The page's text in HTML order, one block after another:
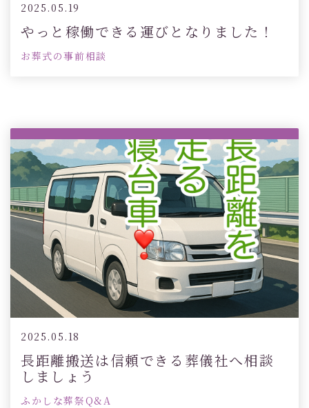
やっと稼働できる運びとなりました！
2025.05.19
お葬式の事前相談
長距離搬送は信頼できる葬儀社へ相談
しましょう
2025.05.18
ふかしな葬祭Q&A